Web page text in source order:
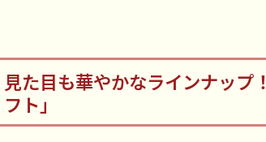
見た目も華やかなラインナップ
フト」